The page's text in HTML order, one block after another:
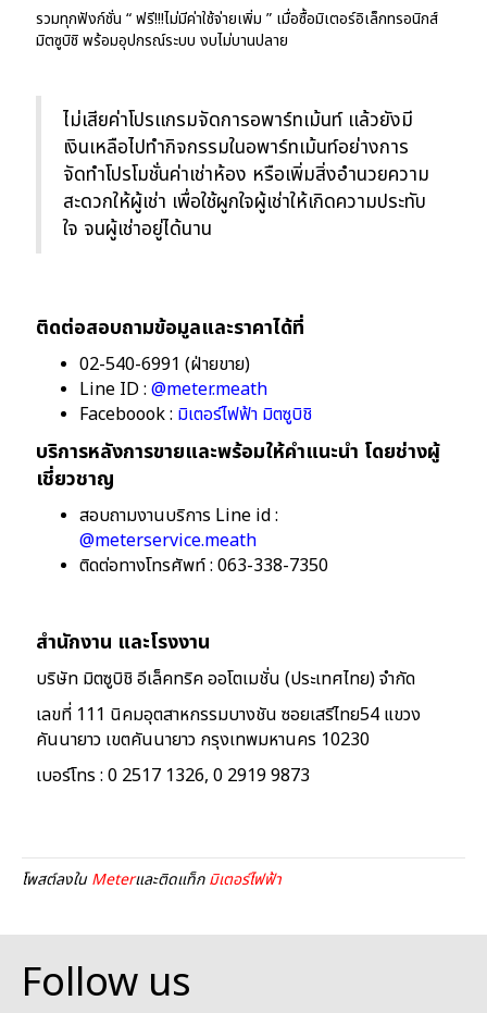
รวมทุกฟังก์ชั่น “ ฟรี!!!ไม่มีค่าใช้จ่ายเพิ่ม ” เมื่อซื้อมิเตอร์อิเล็กทรอนิกส์
มิตซูบิชิ พร้อมอุปกรณ์ระบบ งบไม่บานปลาย
ไม่เสียค่าโปรแกรมจัดการอพาร์ทเม้นท์ แล้วยังมี
เงินเหลือไปทำกิจกรรมในอพาร์ทเม้นท์อย่างการ
จัดทำโปรโมชั่นค่าเช่าห้อง หรือเพิ่มสิ่งอำนวยความ
สะดวกให้ผู้เช่า เพื่อใช้ผูกใจผู้เช่าให้เกิดความประทับ
ใจ จนผู้เช่าอยู่ได้นาน
ติดต่อสอบถามข้อมูลและราคาได้ที่
02-540-6991 (ฝ่ายขาย)
Line ID : @meter.meath
Faceboook : มิเตอร์ไฟฟ้า มิตซูบิชิ
บริการหลังการขายและพร้อมให้คำแนะนำ โดยช่างผู้
เชี่ยวชาญ
สอบถามงานบริการ Line id :
@meterservice.meath
ติดต่อทางโทรศัพท์ : 063-338-7350
สำนักงาน และโรงงาน
บริษัท มิตซูบิชิ อีเล็คทริค ออโตเมชั่น (ประเทศไทย) จำกัด
เลขที่ 111 นิคมอุตสาหกรรมบางชัน ซอยเสรีไทย54 แขวง
คันนายาว เขตคันนายาว กรุงเทพมหานคร 10230
เบอร์โทร : 0 2517 1326, 0 2919 9873
โพสต์ลงในMeterและติดแท็กมิเตอร์ไฟฟ้า
Follow us